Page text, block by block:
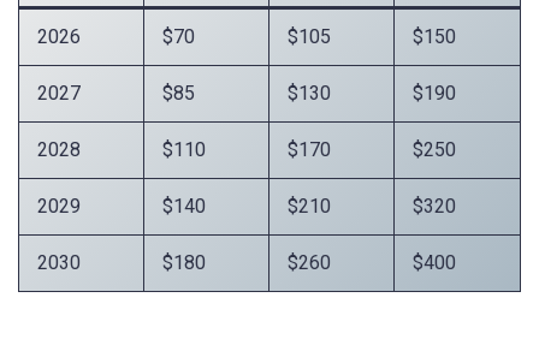
2026 $70 $105 $150
2027 $85 $130 $190
2028 $110 $170 $250
2029 $140 $210 $320
2030 $180 $260 $400